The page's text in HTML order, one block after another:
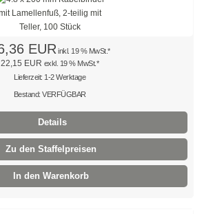
EUR inkl. 19 % MwSt.*
22,15 EUR exkl. 19 % MwSt.*
Lieferzeit: 1-2 Werktage
Bestand: VERFÜGBAR
Details
Zu den Staffelpreisen
In den Warenkorb